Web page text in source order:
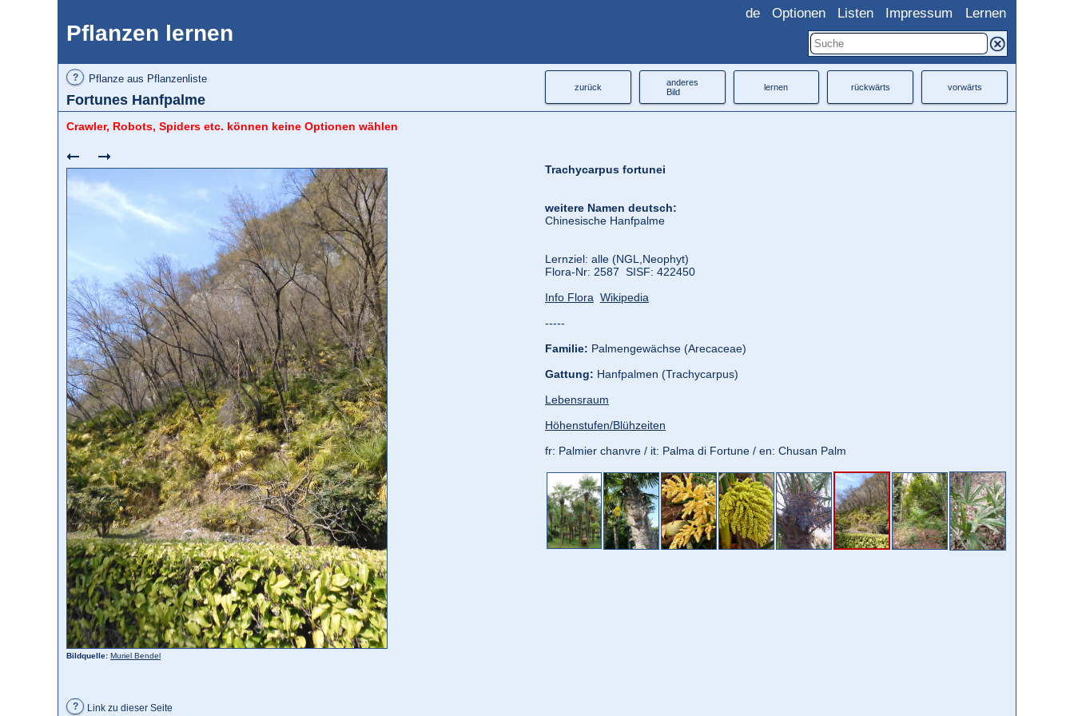
Pflanzen lernen
de Optionen Listen Impressum Lernen
? Pflanze aus Pflanzenliste
Fortunes Hanfpalme
zurück
anderes
Bild
lernen rückwärts vorwärts
Crawler, Robots, Spiders etc. können keine Optionen wählen
Bildquelle: Muriel Bendel
Trachycarpus fortunei
weitere Namen deutsch:
Chinesische Hanfpalme
Lernziel: alle (NGL, Neophyt)
Flora‑Nr: 2587 SISF: 422450
Info Flora Wikipedia
-----
Familie: Palmengewächse (Arecaceae)
Gattung: Hanfpalmen (Trachycarpus)
Lebensraum
Höhenstufen/Blühzeiten
fr: Palmier chanvre / it: Palma di Fortune / en: Chusan Palm
? Link zu dieser Seite